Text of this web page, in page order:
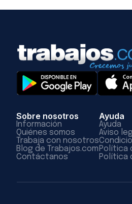
Sobre nosotros
Información
Quiénes somos
Trabaja con nosotros
Blog de Trabajos.com
Contáctanos
Ayuda
Ayuda
Aviso
Política
Política